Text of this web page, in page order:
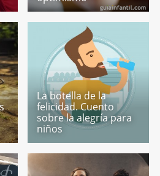
La botella de la
felicidad. Cuento
sobre la alegría para
niños